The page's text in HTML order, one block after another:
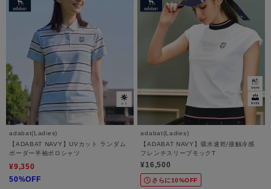
adabat(Ladies)
【ADABAT NAVY】UVカット ランダム
ボーダー半袖ポロシャツ
¥9,350
50%OFF
adabat(Ladies)
【ADABAT NAVY】吸水速乾/接触冷感
フレンチスリーブモックT
¥16,500
さらに10%OFF